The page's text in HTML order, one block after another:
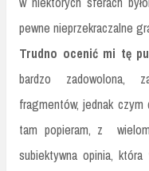
pewne nieprzekraczalne
Trudno ocenić mi tę
bardzo zadowolona,
fragmentów, jednak
tam popieram, z
subiektywna opinia,